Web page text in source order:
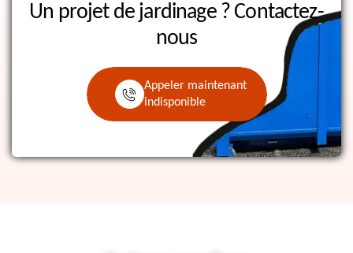
Un projet de jardinage ? Contactez-
nous
Appeler maintenant
indisponible